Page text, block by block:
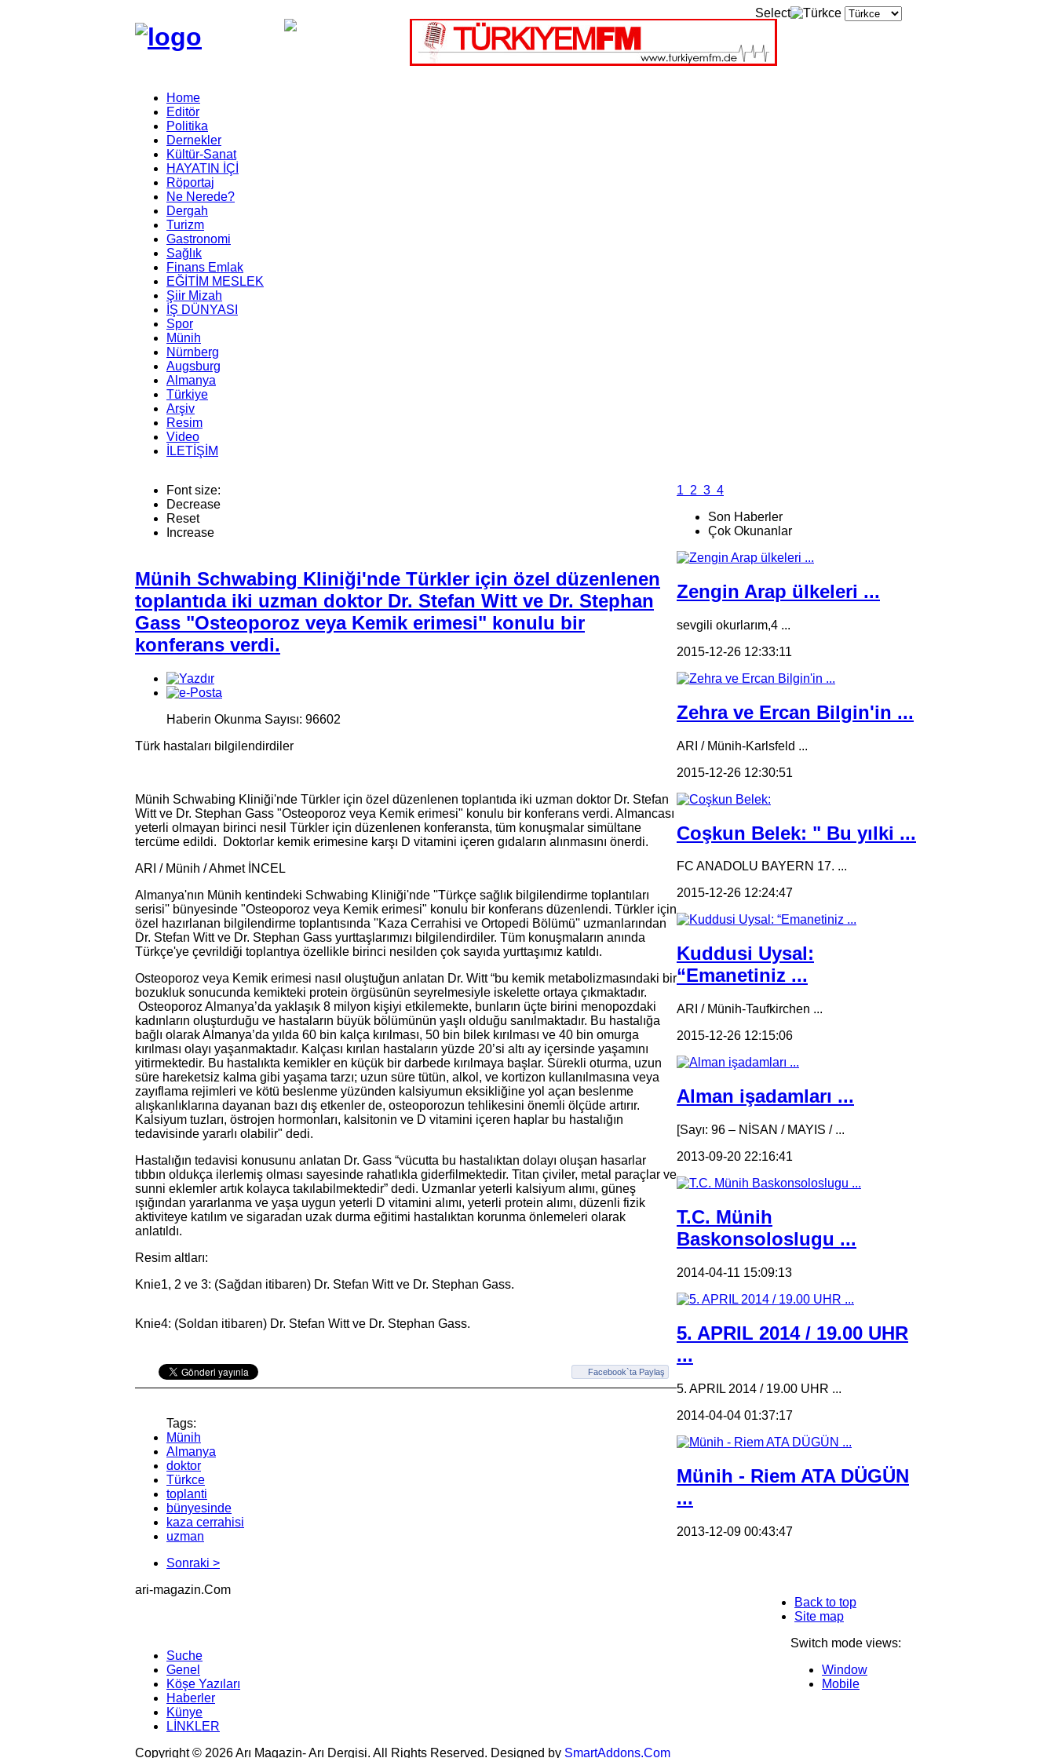
Select
Home
Editör
Politika
Dernekler
Kültür-Sanat
HAYATIN İÇİ
Röportaj
Ne Nerede?
Dergah
Turizm
Gastronomi
Sağlık
Finans Emlak
EĞİTİM MESLEK
Şiir Mizah
İŞ DÜNYASI
Spor
Münih
Nürnberg
Augsburg
Almanya
Türkiye
Arşiv
Resim
Video
İLETİŞİM
Font size:
Decrease
Reset
Increase
Münih Schwabing Kliniği'nde Türkler için özel düzenlenen
toplantıda iki uzman doktor Dr. Stefan Witt ve Dr. Stephan
Gass "Osteoporoz veya Kemik erimesi" konulu bir
konferans verdi.
Haberin Okunma Sayısı: 96602
Türk hastaları bilgilendirdiler
Münih Schwabing Kliniği'nde Türkler için özel düzenlenen toplantıda iki uzman doktor Dr. Stefan
Witt ve Dr. Stephan Gass "Osteoporoz veya Kemik erimesi" konulu bir konferans verdi. Almancası
yeterli olmayan birinci nesil Türkler için düzenlenen konferansta, tüm konuşmalar simültane
tercüme edildi. Doktorlar kemik erimesine karşı D vitamini içeren gıdaların alınmasını önerdi.
ARI / Münih / Ahmet İNCEL
Almanya'nın Münih kentindeki Schwabing Kliniği'nde ''Türkçe sağlık bilgilendirme toplantıları
serisi'' bünyesinde "Osteoporoz veya Kemik erimesi" konulu bir konferans düzenlendi. Türkler için
özel hazırlanan bilgilendirme toplantısında ''Kaza Cerrahisi ve Ortopedi Bölümü'' uzmanlarından
Dr. Stefan Witt ve Dr. Stephan Gass yurttaşlarımızı bilgilendirdiler. Tüm konuşmaların anında
Türkçe'ye çevrildiği toplantıya özellikle birinci nesilden çok sayıda yurttaşımız katıldı.
Osteoporoz veya Kemik erimesi nasıl oluştuğun anlatan Dr. Witt “bu kemik metabolizmasındaki bir
bozukluk sonucunda kemikteki protein örgüsünün seyrelmesiyle iskelette ortaya çıkmaktadır.
Osteoporoz Almanya’da yaklaşık 8 milyon kişiyi etkilemekte, bunların üçte birini menopozdaki
kadınların oluşturduğu ve hastaların büyük bölümünün yaşlı olduğu sanılmaktadır. Bu hastalığa
bağlı olarak Almanya’da yılda 60 bin kalça kırılması, 50 bin bilek kırılması ve 40 bin omurga
kırılması olayı yaşanmaktadır. Kalçası kırılan hastaların yüzde 20’si altı ay içersinde yaşamını
yitirmektedir. Bu hastalıkta kemikler en küçük bir darbede kırılmaya başlar. Sürekli oturma, uzun
süre hareketsiz kalma gibi yaşama tarzı; uzun süre tütün, alkol, ve kortizon kullanılmasına veya
zayıflama rejimleri ve kötü beslenme yüzünden kalsiyumun eksikliğine yol açan beslenme
alışkanlıklarına dayanan bazı dış etkenler de, osteoporozun tehlikesini önemli ölçüde artırır.
Kalsiyum tuzları, östrojen hormonları, kalsitonin ve D vitamini içeren haplar bu hastalığın
tedavisinde yararlı olabilir" dedi.
Hastalığın tedavisi konusunu anlatan Dr. Gass “vücutta bu hastalıktan dolayı oluşan hasarlar
tıbbın oldukça ilerlemiş olması sayesinde rahatlıkla giderfilmektedir. Titan çiviler, metal paraçlar ve
sunni eklemler artık kolayca takılabilmektedir” dedi. Uzmanlar yeterli kalsiyum alımı, güneş
ışığından yararlanma ve yaşa uygun yeterli D vitamini alımı, yeterli protein alımı, düzenli fizik
aktiviteye katılım ve sigaradan uzak durma eğitimi hastalıktan korunma önlemeleri olarak
anlatıldı.
Resim altları:
Knie1, 2 ve 3: (Sağdan itibaren) Dr. Stefan Witt ve Dr. Stephan Gass.
Knie4: (Soldan itibaren) Dr. Stefan Witt ve Dr. Stephan Gass.
Facebook`ta Paylaş
Tags:
Münih
Almanya
doktor
Türkce
toplanti
bünyesinde
kaza cerrahisi
uzman
Sonraki >
1 2 3 4
Son Haberler
Çok Okunanlar
Zengin Arap ülkeleri ...
sevgili okurlarım,4 ...
2015-12-26 12:33:11
Zehra ve Ercan Bilgin'in ...
ARI / Münih-Karlsfeld ...
2015-12-26 12:30:51
Coşkun Belek: " Bu yılki ...
FC ANADOLU BAYERN 17. ...
2015-12-26 12:24:47
Kuddusi Uysal:
“Emanetiniz ...
ARI / Münih-Taufkirchen ...
2015-12-26 12:15:06
Alman işadamları ...
[Sayı: 96 – NİSAN / MAYIS / ...
2013-09-20 22:16:41
T.C. Münih
Baskonsoloslugu ...
2014-04-11 15:09:13
5. APRIL 2014 / 19.00 UHR
...
5. APRIL 2014 / 19.00 UHR ...
2014-04-04 01:37:17
Münih - Riem ATA DÜGÜN
...
2013-12-09 00:43:47
ari-magazin.Com
Back to top
Site map
Suche
Genel
Köşe Yazıları
Haberler
Künye
LİNKLER
Switch mode views:
Window
Mobile
Copyright © 2026 Arı Magazin- Arı Dergisi. All Rights Reserved. Designed by SmartAddons.Com